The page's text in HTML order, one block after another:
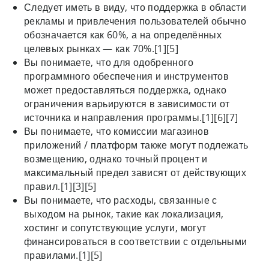
Следует иметь в виду, что поддержка в области
рекламы и привлечения пользователей обычно
обозначается как 60%, а на определённых
целевых рынках — как 70%.[1][5]
Вы понимаете, что для одобренного
программного обеспечения и инструментов
может предоставляться поддержка, однако
ограничения варьируются в зависимости от
источника и направления программы.[1][6][7]
Вы понимаете, что комиссии магазинов
приложений / платформ также могут подлежать
возмещению, однако точный процент и
максимальный предел зависят от действующих
правил.[1][3][5]
Вы понимаете, что расходы, связанные с
выходом на рынок, такие как локализация,
хостинг и сопутствующие услуги, могут
финансироваться в соответствии с отдельными
правилами.[1][5]